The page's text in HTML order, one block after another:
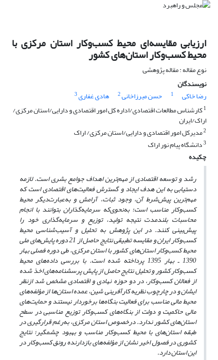
ارزیابی مقایسه‌ای ‌محیط کسب‌و‌کار استان مرکزی با
محیط کسب‌وکار استان‌های کشور
نوع مقاله : مقاله پژوهشی
نویسندگان
رضا خاکی
1 حسن میرزاخانی2 هادی غفاری3
1کارشناس مطالعات اقتصادی/اداره کل امور اقتصادی و دارایی/استان مرکزی/
اراک/ایران
2مدیرکل امور اقتصادی و دارایی/استان مرکزی/ اراک
3دانشگاه پیام نور اراک
چکیده
رشد و توسعه اقتصادی از مهم‌ترین اهداف جوامع بشری است. لازمه
دستیابی به این هدف ایجاد و گسترش فعالیت‌های اقتصادی است که
مهم‌ترین پیش‌شرط آن، وجود ثبات، آرامش و به‌عبارت‌دیگر محیط
کسب‌و‌کار مناسب است؛ به‌نحوی‌که سرمایه‌گذاران بتوانند با انجام
محاسبات بلندمدت نتیجه تولید، توزیع و سرمایه‌گذاری خود را
پیش‌بینی کنند. در این پژوهش به تحلیل و آسیب‌شناسی محیط
کسب‌و‌کار ایران و مقایسه تطبیقی نتایج حاصل از 21 دوره پایش‌های ملی
محیط کسب‌و‌کار استان‌های کشور با استان مرکزی، طی دوره فصلی بهار
1390‌ ـ بهار 1395 پرداخته شده است. با بررسی داده‌های محیط
کسب‌و‌کار کشور و تحلیل نتایج حاصل از پایش پرسشنامه‌های اخذ شده
از فعالان کسب‌و‌کار، در دو حوزه نهادی و اقتصادی مشخص شد از‌نظر
ایشان و در چارچوب نظریه کارآفرینی شین، عمده استان‌ها از مؤلفه‌های
محیط مالی مناسب برای فعالیت بنگاه‌ها برخوردار نیستند و حمایت‌های
مالی حاکمیت و دولت از بنگاه‌های کسب‌و‌کار توزیع مناسبی در سطح
استان‌های کشور ندارد. درخصوص استان مرکزی، به‌‌رغم قرارگیری در
طبقه استان‌های با محیط کسب‌و‌کار مناسب و بهبود چشمگیر؛ نتایج
کشوری در فصول اخیر نشان از مؤلفه‌های بازدارنده رونق کسب‌وکار در
این استان دارد.